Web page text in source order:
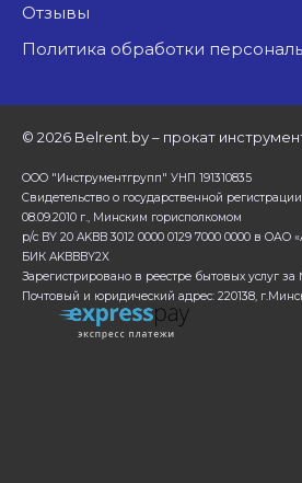
Отзывы
Политика обработки
© 2026 Belrent.by – прокат
ООО "Инструментгрупп" УНП 191310835
Свидетельство о государственной
08.09.2010 г., Минским горисполкомом
р/с BY 20 AKBB 3012 0000 0129 7000 0000 в ОАО
БИК AKBBBY2X
Зарегистрировано в реестре бытовых услуг за
Почтовый и юридический адрес: 220138,